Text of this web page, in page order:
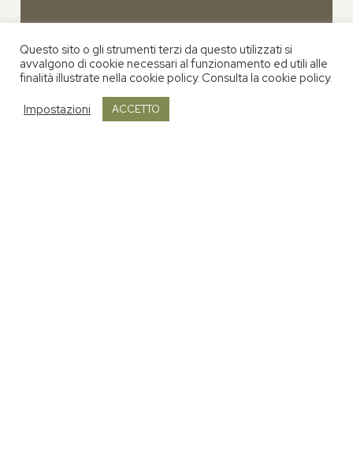
Questo sito o gli strumenti terzi da questo utilizzati si
avvalgono di cookie necessari al funzionamento ed utili alle
finalità illustrate nella cookie policy. Consulta la cookie policy.
Impostazioni ACCETTO